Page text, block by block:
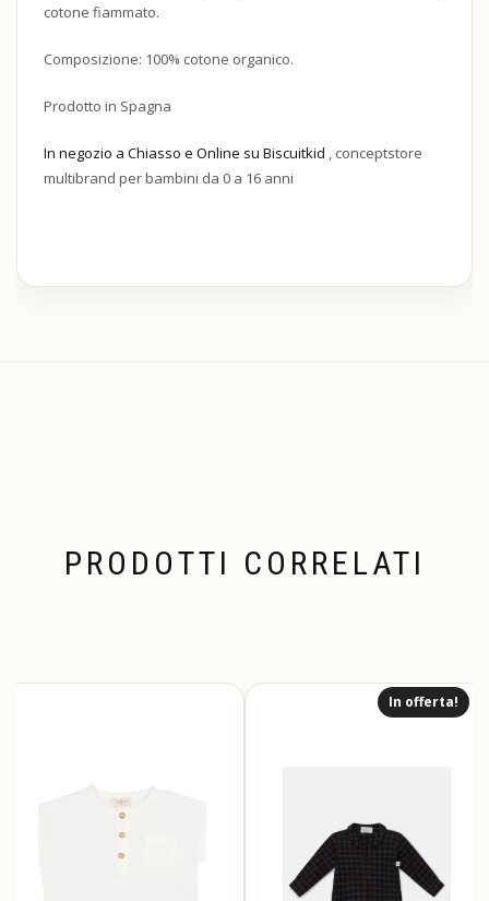
cotone fiammato.
Composizione: 100% cotone organico.
Prodotto in Spagna
In negozio a Chiasso e Online su Biscuitkid , conceptstore
multibrand per bambini da 0 a 16 anni
PRODOTTI CORRELATI
In offerta!